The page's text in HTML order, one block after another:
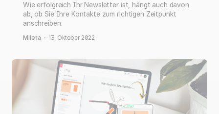
Wie erfolgreich Ihr Newsletter ist, hängt auch davon
ab, ob Sie Ihre Kontakte zum richtigen Zeitpunkt
anschreiben.
Milena · 13. Oktober 2022